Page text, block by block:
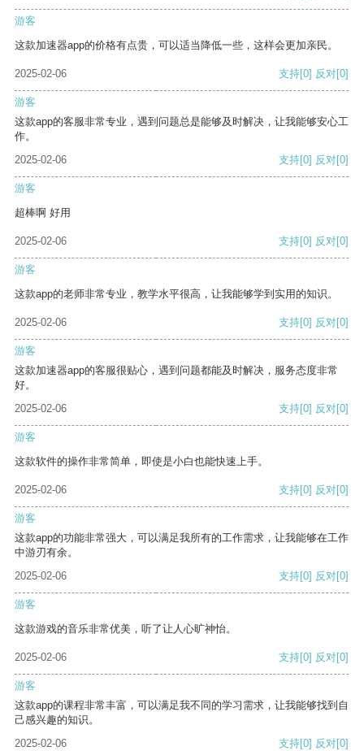
游客
这款加速器app的价格有点贵，可以适当降低一些，这样会更加亲民。
2025-02-06 支持[0] 反对[0]
游客
这款app的客服非常专业，遇到问题总是能够及时解决，让我能够安心工
作。
2025-02-06
支持[0] 反对[0]
游客
超棒啊 好用
2025-02-06 支持[0] 反对[0]
游客
这款app的老师非常专业，教学水平很高，让我能够学到实用的知识。
2025-02-06 支持[0] 反对[0]
游客
这款加速器app的客服很贴心，遇到问题都能及时解决，服务态度非常
好。
2025-02-06
支持[0] 反对[0]
游客
这款软件的操作非常简单，即使是小白也能快速上手。
2025-02-06 支持[0] 反对[0]
游客
这款app的功能非常强大，可以满足我所有的工作需求，让我能够在工作
中游刃有余。
2025-02-06
支持[0] 反对[0]
游客
这款游戏的音乐非常优美，听了让人心旷神怡。
2025-02-06 支持[0] 反对[0]
游客
这款app的课程非常丰富，可以满足我不同的学习需求，让我能够找到自
己感兴趣的知识。
2025-02-06
支持[0] 反对[0]